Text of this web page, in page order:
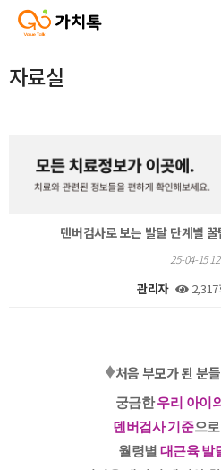
자료실
덴버검사로 보는 발달 단계별
25-04-15
관리자 2,317
♦️처음 부모가 된 분
궁금한우리 아이
덴버검사 기준으
월령별 대근육 발